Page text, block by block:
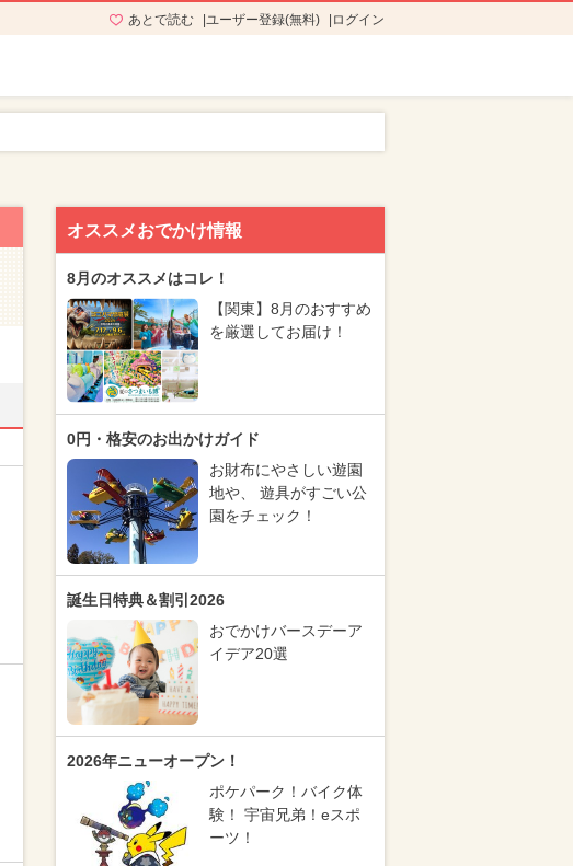
あとで読む ユーザー登録(無料) ログイン
オススメおでかけ情報
8月のオススメはコレ！
【関東】8月のおすすめ
を厳選してお届け！
0円・格安のお出かけガイド
お財布にやさしい遊園
地や、 遊具がすごい公
園をチェック！
誕生日特典＆割引2026
おでかけバースデーア
イデア20選
2026年ニューオープン！
ポケパーク！バイク体
験！ 宇宙兄弟！eスポ
ーツ！